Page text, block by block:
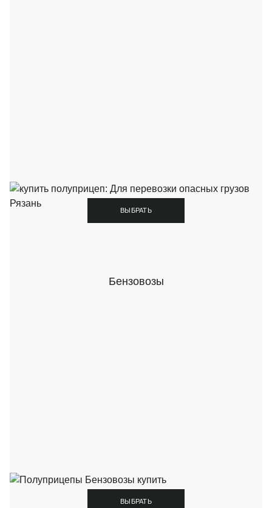
ВЫБРАТЬ
Бензовозы
ВЫБРАТЬ